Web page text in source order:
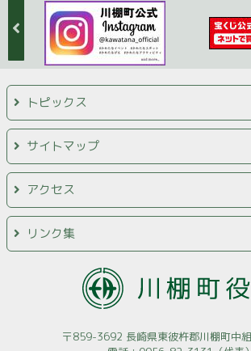
トピックス
サイトマップ
アクセス
リンク集
〒859-3692 長崎県東彼杵郡川棚町中